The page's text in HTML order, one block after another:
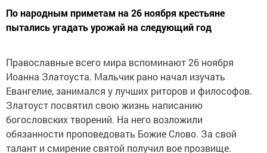
По народным приметам на 26 ноября крестьяне
пытались угадать урожай на следующий год
Православные всего мира вспоминают 26 ноября
Иоанна Златоуста. Мальчик рано начал изучать
Евангелие, занимался у лучших риторов и философов.
Златоуст посвятил свою жизнь написанию
богословских творений. На него возложили
обязанности проповедовать Божие Слово. За свой
талант и смирение святой получил вое прозвище.